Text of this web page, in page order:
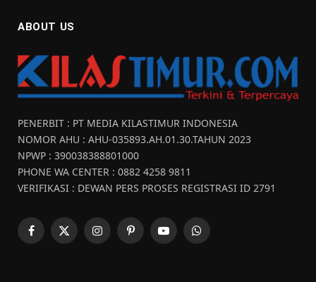
ABOUT US
PENERBIT : PT MEDIA KILASTIMUR INDONESIA
NOMOR AHU : AHU-035893.AH.01.30.TAHUN 2023
NPWP : 390038388801000
PHONE WA CENTER : 0882 4258 9811
VERIFIKASI : DEWAN PERS PROSES REGISTRASI ID 2791
Facebook
X
InstagramPinterestYouTubeWhatsApp